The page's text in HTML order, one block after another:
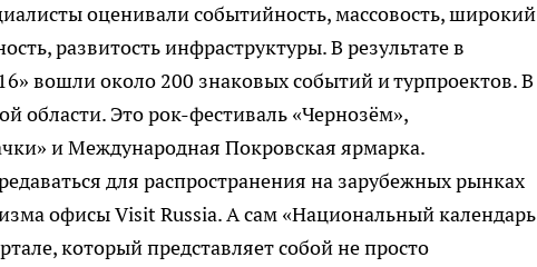
оценивали событийность, массовость, широкий
развитость инфраструктуры. В результате в
вошли около 200 знаковых событий и турпроектов. В
области. Это рок-фестиваль «Чернозём»,
и Международная Покровская ярмарка.
для распространения на зарубежных рынках
офисы Visit Russia. А сам «Национальный календарь
который представляет собой не просто